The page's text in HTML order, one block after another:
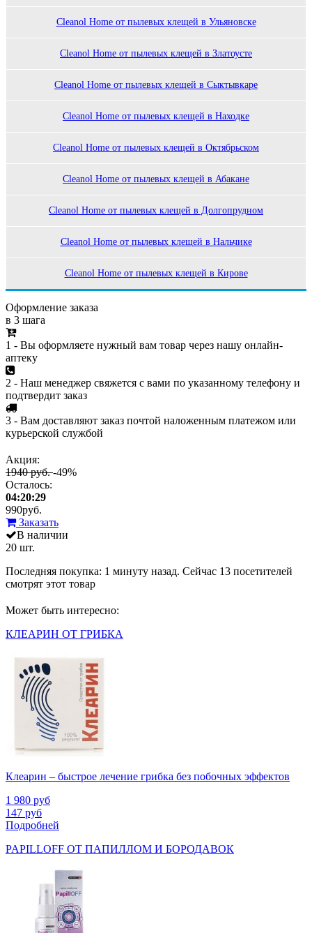
Cleanol Home от пылевых клещей в Ульяновске
Cleanol Home от пылевых клещей в Златоусте
Cleanol Home от пылевых клещей в Сыктывкаре
Cleanol Home от пылевых клещей в Находке
Cleanol Home от пылевых клещей в Октябрьском
Cleanol Home от пылевых клещей в Абакане
Cleanol Home от пылевых клещей в Долгопрудном
Cleanol Home от пылевых клещей в Нальчике
Cleanol Home от пылевых клещей в Кирове
Оформление заказа
в 3 шага
1 - Вы оформляете нужный вам товар через нашу онлайн-
аптеку
2 - Наш менеджер свяжется с вами по указанному телефону и
подтвердит заказ
3 - Вам доставляют заказ почтой наложенным платежом или
курьерской службой
Акция:
1940 руб.-49%
Осталось:
04:20:29
990руб.
Заказать
В наличии
20 шт.
Последняя покупка: 1 минуту назад. Сейчас 13 посетителей
смотрят этот товар
Может быть интересно:
КЛЕАРИН ОТ ГРИБКА
Клеарин – быстрое лечение грибка без побочных эффектов
1 980 руб
147 руб
Подробней
PAPILLOFF ОТ ПАПИЛЛОМ И БОРОДАВОК